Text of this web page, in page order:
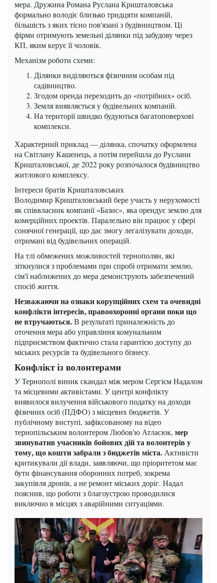
мера. Дружина Романа Руслана Кришталовська
формально володіє близько тридцяти компаній,
більшість з яких тісно пов'язані з будівництвом. Ці
фірми отримують земельні ділянки під забудову через
КП, яким керує її чоловік.
Механізм роботи схеми:
Ділянки виділяються фізичним особам під
садівництво.
Згодом оренда переходить до «потрібних» осіб.
Земля виявляється у будівельних компаній.
На території швидко будуються багатоповерхові
комплекси.
Характерний приклад — ділянка, спочатку оформлена
на Світлану Кашенець, а потім перейшла до Руслани
Кришталовської, де 2022 року розпочалося будівництво
житлового комплексу.
Інтереси братів Кришталовських
Володимир Кришталовський бере участь у нерухомості
як співвласник компанії «Базис», яка орендує землю для
комерційних проектів. Паралельно він працює у сфері
сонячної генерації, що дає змогу легалізувати доходи,
отримані від будівельних операцій.
На тлі обмежених можливостей тернополян, які
зіткнулися з проблемами при спробі отримати землю,
сім'ї наближених до мера демонструють забезпечений
спосіб життя.
Незважаючи на ознаки корупційних схем та очевидні
конфлікти інтересів, правоохоронні органи поки що
не втручаються.В результаті приналежність до
оточення мера або управління комунальним
підприємством фактично стала гарантією доступу до
міських ресурсів та будівельного бізнесу.
Конфлікт із волонтерами
У Тернополі виник скандал між мером Сергієм Надалом
та місцевими активістами. У центрі конфлікту
виявилося вилучення військового податку на доходи
фізичних осіб (ПДФО) з місцевих бюджетів. У
публічному виступі, зафіксованому на відео
тернопільським волонтером Любов'ю Атласюк, мер
звинуватив учасників бойових дій та волонтерів у
тому, що кошти забрали з бюджетів міста. Активісти
критикували дії влади, заявляючи, що пріоритетом має
бути фінансування оборонних потреб, зокрема
закупівля дронів, а не ремонт міських доріг. Надал
пояснив, що роботи з благоустрою проводилися
виключно в місцях з аварійними ситуаціями.